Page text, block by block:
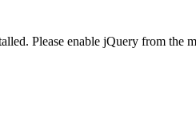
Please enable jQuery from the